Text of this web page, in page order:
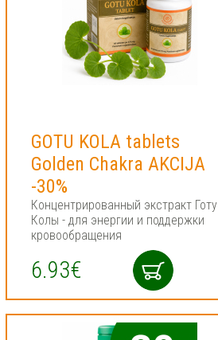
GOTU KOLA tablets
Golden Chakra AKCIJA
-30%
Концентрированный экстракт Готу
Колы - для энергии и поддержки
кровообращения
6.93€